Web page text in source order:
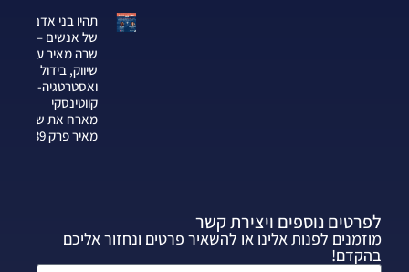
תהיו בני אדם
של אנשים —
שרה מאיר על
שיווק, בידול
ואסטרטגיה-צחי
קווטינסקי
מארח את שרה
מאיר פרק 339
לפרטים נוספים ויצירת קשר
מוזמנים לפנות אלינו או להשאיר פרטים ונחזור אליכם
בהקדם!